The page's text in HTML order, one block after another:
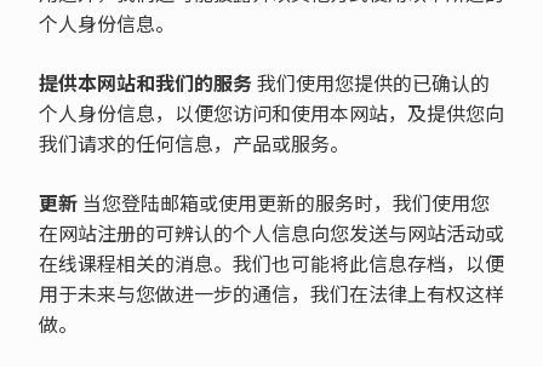
个人身份信息。
提供本网站和我们的服务我们使用您提供的已确认的
个人身份信息，以便您访问和使用本网站，及提供您向
我们请求的任何信息，产品或服务。
更新当您登陆邮箱或使用更新的服务时，我们使用您
在网站注册的可辨认的个人信息向您发送与网站活动或
在线课程相关的消息。我们也可能将此信息存档，以便
用于未来与您做进一步的通信，我们在法律上有权这样
做。